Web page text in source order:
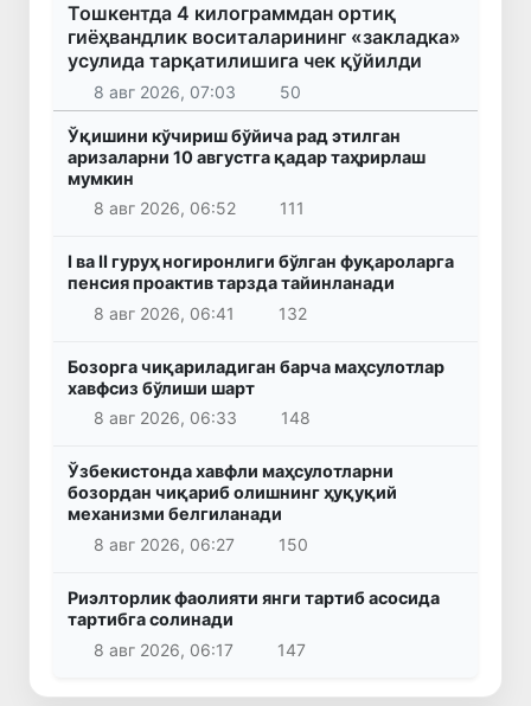
Тошкентда 4 килограммдан ортиқ
гиёҳвандлик воситаларининг «закладка»
усулида тарқатилишига чек қўйилди
8 авг 2026, 07:03 50
Ўқишини кўчириш бўйича рад этилган
аризаларни 10 августга қадар таҳрирлаш
мумкин
8 авг 2026, 06:52
111
I ва II гуруҳ ногиронлиги бўлган фуқароларга
пенсия проактив тарзда тайинланади
8 авг 2026, 06:41
132
Бозорга чиқариладиган барча маҳсулотлар
хавфсиз бўлиши шарт
8 авг 2026, 06:33
148
Ўзбекистонда хавфли маҳсулотларни
бозордан чиқариб олишнинг ҳуқуқий
механизми белгиланади
8 авг 2026, 06:27
150
Риэлторлик фаолияти янги тартиб асосида
тартибга солинади
8 авг 2026, 06:17
147